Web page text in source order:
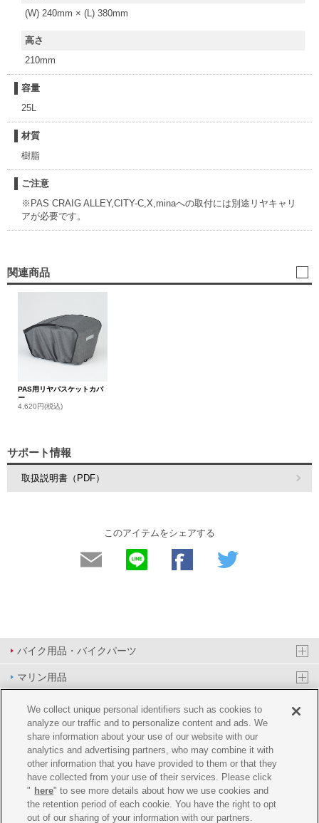
(W) 240mm × (L) 380mm
高さ
210mm
容量
25L
材質
樹脂
ご注意
※PAS CRAIG ALLEY,CITY-C,X,minaへの取付には別途リヤキャリ
アが必要です。
関連商品
PAS用リヤバスケットカバ
ー
4,620円(税込)
サポート情報
取扱説明書（PDF）
このアイテムをシェアする
バイク用品・バイクパーツ
マリン用品
PAS/YPJ用品
その他用品
イベント&エンターテイメント
オンラインショップ
企業情報
We collect unique personal identifiers such as cookies to
analyze our traffic and to personalize content and ads. We
share information about your use of our website with our
analytics and advertising partners, who may combine it with
other information that you have provided to them or that they
have collected from your use of their services. Please click
" here" to see more details about how we use cookies and
the retention period of each cookie. You have the right to opt
out of our sharing of your information with our partners.